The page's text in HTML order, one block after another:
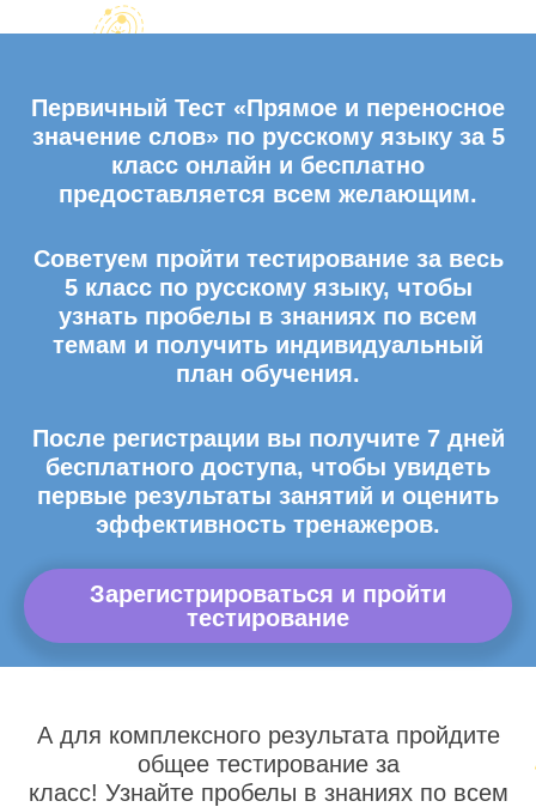
Первичный Тест «Прямое и переносное
значение слов» по русскому языку за 5
класс онлайн и бесплатно
предоставляется всем желающим.
Советуем пройти тестирование за весь
5 класс по русскому языку, чтобы
узнать пробелы в знаниях по всем
темам и получить индивидуальный
план обучения.
После регистрации вы получите 7 дней
бесплатного доступа, чтобы увидеть
первые результаты занятий и оценить
эффективность тренажеров.
Зарегистрироваться и пройти
тестирование
А для комплексного результата пройдите
общее тестирование за
класс! Узнайте пробелы в знаниях по всем